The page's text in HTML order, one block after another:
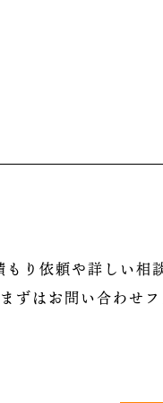
もり依頼や詳しい相
まずはお問い合わせ